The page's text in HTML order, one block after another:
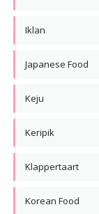
Iklan
Japanese Food
Keju
Keripik
Klappertaart
Korean Food